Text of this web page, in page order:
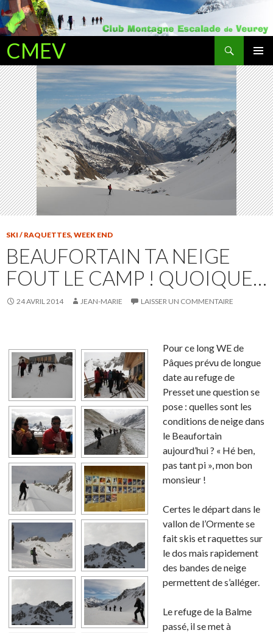
CMEV
Recherche
ALLER AU CONTENU PRINCIPAL
SKI / RAQUETTES, WEEK END
BEAUFORTAIN TA NEIGE
FOUT LE CAMP ! QUOIQUE…
24 AVRIL 2014 JEAN-MARIE LAISSER UN COMMENTAIRE
Pour ce long WE de
Pâques prévu de longue
date au refuge de
Presset une question se
pose : quelles sont les
conditions de neige dans
le Beaufortain
aujourd’hui ? « Hé ben,
pas tant pi », mon bon
monsieur !
Certes le départ dans le
vallon de l’Ormente se
fait skis et raquettes sur
le dos mais rapidement
des bandes de neige
permettent de s’alléger.
Le refuge de la Balme
passé, il se met à